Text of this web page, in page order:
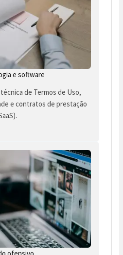
e software
de Termos de Uso,
e contratos de prestação